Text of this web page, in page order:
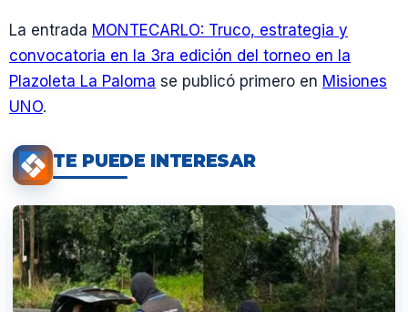
La entrada MONTECARLO: Truco, estrategia y
convocatoria en la 3ra edición del torneo en la
Plazoleta La Paloma se publicó primero en Misiones
UNO.
TE PUEDE INTERESAR